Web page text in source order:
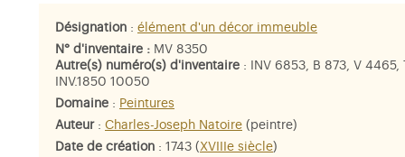
Désignation : élément d'un décor immeuble
N° d'inventaire : MV 8350
Autre(s) numéro(s) d'inventaire : INV 6853, B 873, V 4465,
INV.1850 10050
Domaine : Peintures
Auteur: Charles-Joseph Natoire (peintre)
Date de création : 1743 ( XVIIIe siècle)